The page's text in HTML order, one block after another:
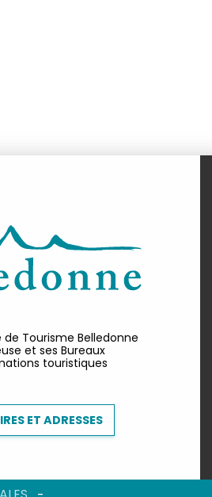
de Tourisme Belledonne
et ses Bureaux
touristiques
ET ADRESSES